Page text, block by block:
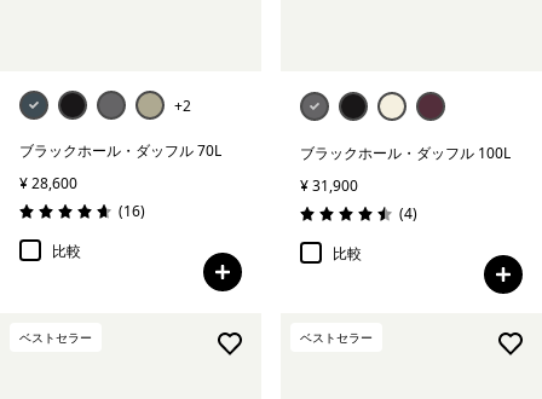
+2
ブラックホール・ダッフル 70L
¥ 28,600
評価: 4.7 / 5
(16レビュー
)
比較
ブラックホール・ダッフル 100L
¥ 31,900
評価: 4.5 / 5
(4レビュー
)
比較
ベストセラー ベストセラー